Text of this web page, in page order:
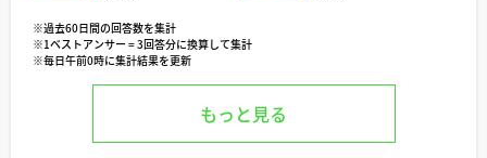
※過去60日間の回答数を集計
※1ベストアンサー = 3回答分に換算して集計
※毎日午前0時に集計結果を更新
もっと見る